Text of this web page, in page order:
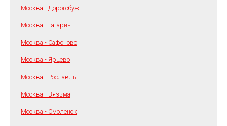
Москва - Дорогобуж
Москва - Гагарин
Москва - Сафоново
Москва - Ярцево
Москва - Рославль
Москва - Вязьма
Москва - Смоленск